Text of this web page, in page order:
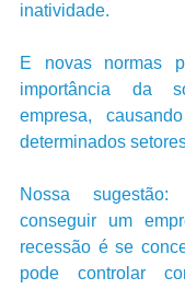
inatividade.
E novas normas
importância da
empresa,
determinados
Nossa
conseguir um
recessão é se
pode controlar